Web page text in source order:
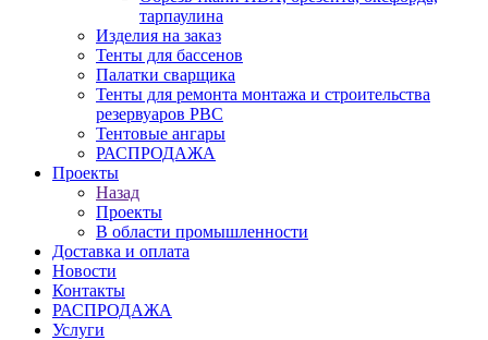
тарпаулина
Изделия на заказ
Тенты для бассенов
Палатки сварщика
Тенты для ремонта монтажа и строительства
резервуаров РВС
Тентовые ангары
РАСПРОДАЖА
Проекты
Назад
Проекты
В области промышленности
Доставка и оплата
Новости
Контакты
РАСПРОДАЖА
Услуги